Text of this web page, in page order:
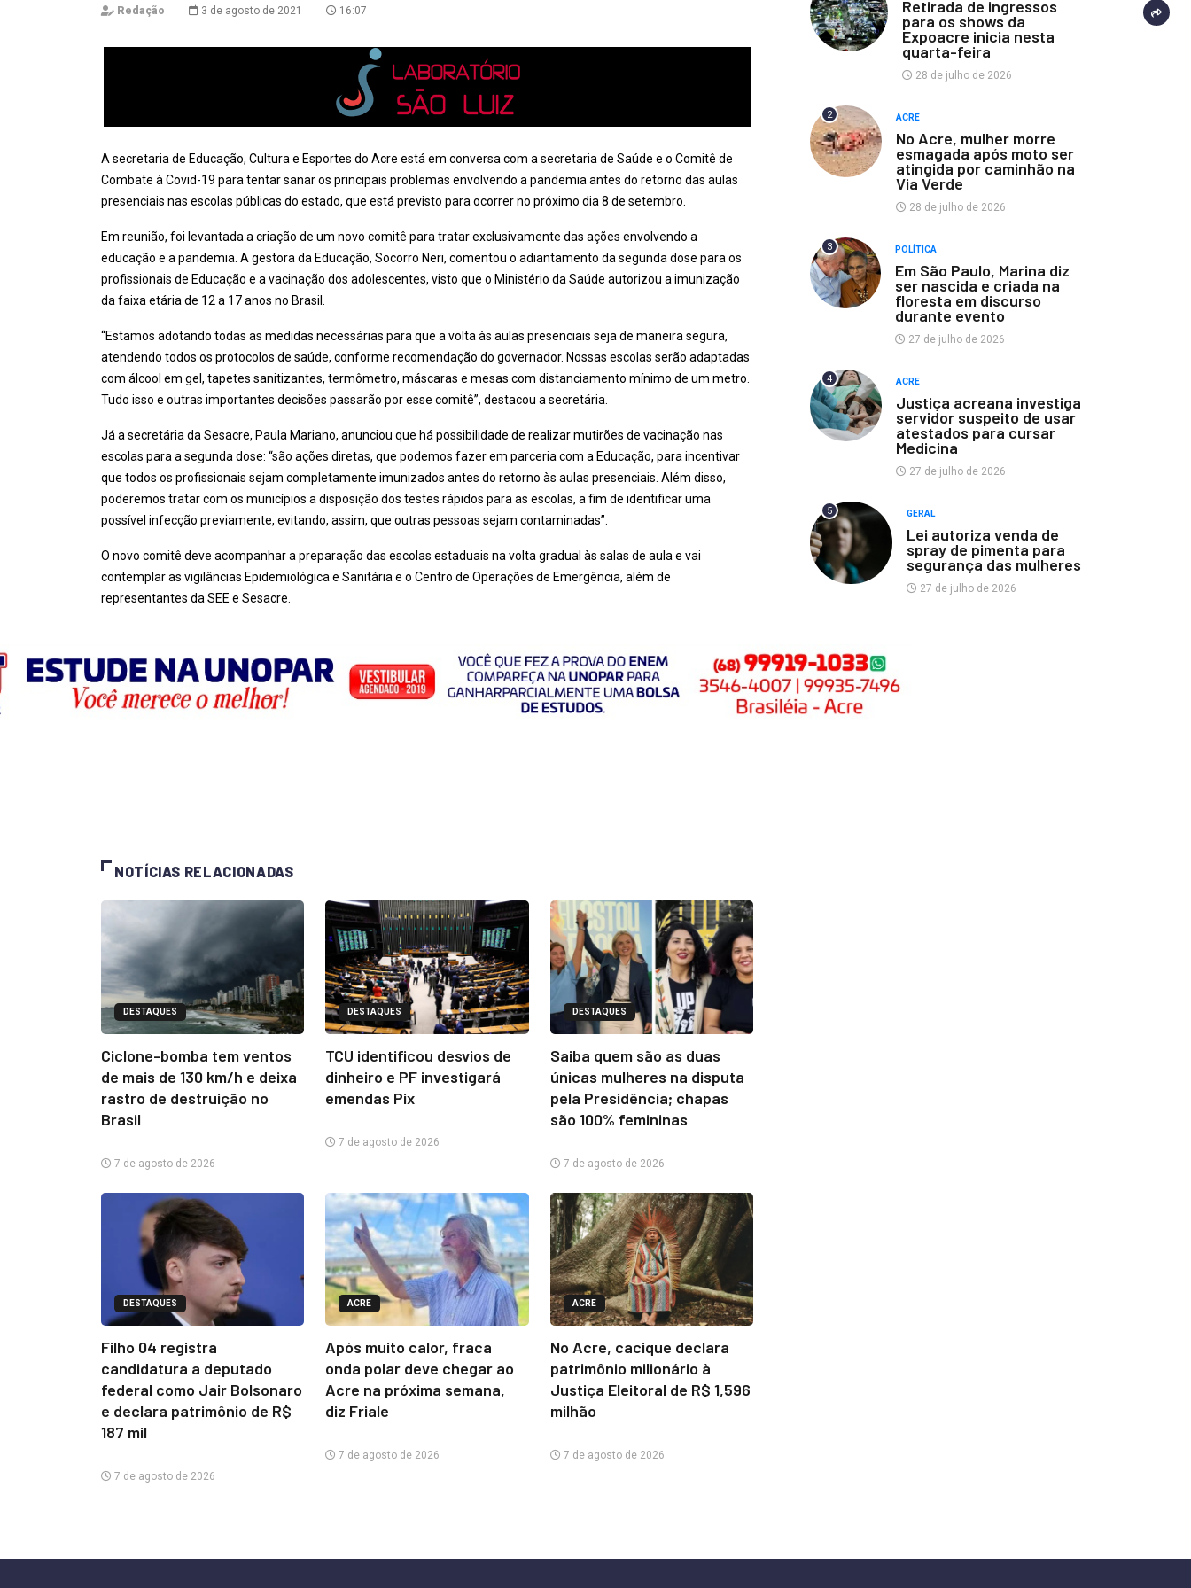
Redação 3 de agosto de 2021 16:07
A secretaria de Educação, Cultura e Esportes do Acre está em conversa com a secretaria de Saúde e o Comitê de
Combate à Covid-19 para tentar sanar os principais problemas envolvendo a pandemia antes do retorno das aulas
presenciais nas escolas públicas do estado, que está previsto para ocorrer no próximo dia 8 de setembro.
Em reunião, foi levantada a criação de um novo comitê para tratar exclusivamente das ações envolvendo a
educação e a pandemia. A gestora da Educação, Socorro Neri, comentou o adiantamento da segunda dose para os
profissionais de Educação e a vacinação dos adolescentes, visto que o Ministério da Saúde autorizou a imunização
da faixa etária de 12 a 17 anos no Brasil.
“Estamos adotando todas as medidas necessárias para que a volta às aulas presenciais seja de maneira segura,
atendendo todos os protocolos de saúde, conforme recomendação do governador. Nossas escolas serão adaptadas
com álcool em gel, tapetes sanitizantes, termômetro, máscaras e mesas com distanciamento mínimo de um metro.
Tudo isso e outras importantes decisões passarão por esse comitê”, destacou a secretária.
Já a secretária da Sesacre, Paula Mariano, anunciou que há possibilidade de realizar mutirões de vacinação nas
escolas para a segunda dose: “são ações diretas, que podemos fazer em parceria com a Educação, para incentivar
que todos os profissionais sejam completamente imunizados antes do retorno às aulas presenciais. Além disso,
poderemos tratar com os municípios a disposição dos testes rápidos para as escolas, a fim de identificar uma
possível infecção previamente, evitando, assim, que outras pessoas sejam contaminadas”.
O novo comitê deve acompanhar a preparação das escolas estaduais na volta gradual às salas de aula e vai
contemplar as vigilâncias Epidemiológica e Sanitária e o Centro de Operações de Emergência, além de
representantes da SEE e Sesacre.
NOTÍCIAS RELACIONADAS
DESTAQUES
Ciclone-bomba tem ventos
de mais de 130 km/h e deixa
rastro de destruição no
Brasil
7 de agosto de 2026
DESTAQUES
TCU identificou desvios de
dinheiro e PF investigará
emendas Pix
7 de agosto de 2026
DESTAQUES
Saiba quem são as duas
únicas mulheres na disputa
pela Presidência; chapas
são 100% femininas
7 de agosto de 2026
DESTAQUES
Filho 04 registra
candidatura a deputado
federal como Jair Bolsonaro
e declara patrimônio de R$
187 mil
7 de agosto de 2026
ACRE
Após muito calor, fraca
onda polar deve chegar ao
Acre na próxima semana,
diz Friale
7 de agosto de 2026
ACRE
No Acre, cacique declara
patrimônio milionário à
Justiça Eleitoral de R$ 1,596
milhão
7 de agosto de 2026
Retirada de ingressos
para os shows da
Expoacre inicia nesta
quarta-feira
28 de julho de 2026
2 ACRE
No Acre, mulher morre
esmagada após moto ser
atingida por caminhão na
Via Verde
28 de julho de 2026
3 POLÍTICA
Em São Paulo, Marina diz
ser nascida e criada na
floresta em discurso
durante evento
27 de julho de 2026
4 ACRE
Justiça acreana investiga
servidor suspeito de usar
atestados para cursar
Medicina
27 de julho de 2026
5 GERAL
Lei autoriza venda de
spray de pimenta para
segurança das mulheres
27 de julho de 2026